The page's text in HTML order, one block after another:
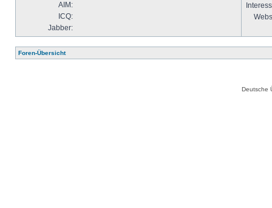
AIM:
ICQ:
Jabber:
Foren-Übersicht
Deutsche